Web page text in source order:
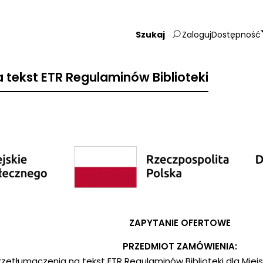
Wpisz
ZalogujDostępność
tekst ETR Regulaminów Biblioteki
ZAPYTANIE OFERTOWE
PRZEDMIOT ZAMÓWIENIA: